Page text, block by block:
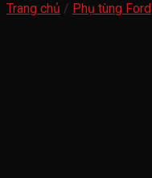
Trang chủ / Phụ tùng Ford